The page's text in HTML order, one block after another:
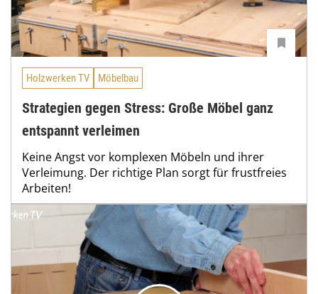
Holzwerken TV Möbelbau
Strategien gegen Stress: Große Möbel ganz
entspannt verleimen
Keine Angst vor komplexen Möbeln und ihrer
Verleimung. Der richtige Plan sorgt für frustfreies
Arbeiten!